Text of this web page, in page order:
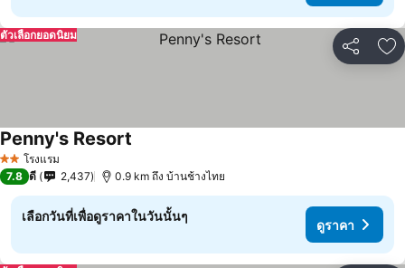
แชร์ เ
ตัวเลือกยอดนิยม
2 ดาวโรงแรม
Penny's Resort
7.8 ดี 2,437 0.9 km ถึง บ้านช้างไทย
เลือกวันที่เพื่อดูราคาในวันนั้นๆ
ดูราคา